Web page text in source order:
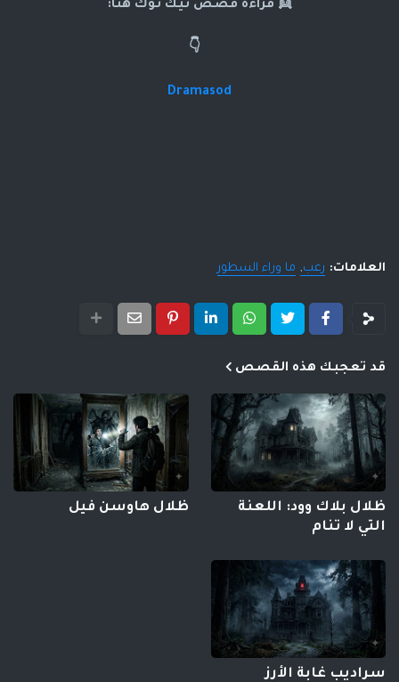
👯 قراءه قصص تيك توك هنا:
👇
Dramasod
العلامات: رعب ما وراء السطور
قد تعجبك هذه القصص
ظلال بلاك وود: اللعنة
التي لا تنام
ظلال هاوسن فيل
سراديب غابة الأرز